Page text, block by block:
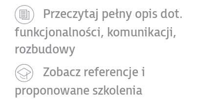
Przeczytaj pełny opis dot.
funkcjonalności, komunikacji,
rozbudowy
Zobacz referencje i
proponowane szkolenia